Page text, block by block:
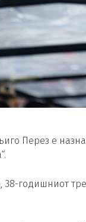
Перез е
38-годишниот